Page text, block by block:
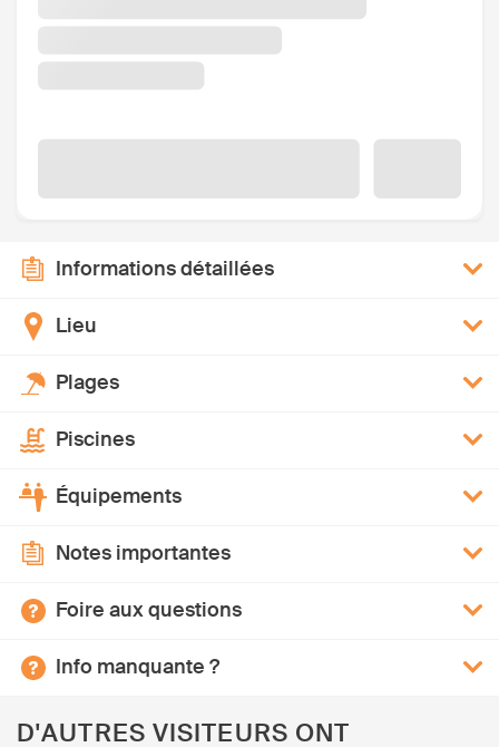
Informations détaillées
Lieu
Plages
Piscines
Équipements
Notes importantes
Foire aux questions
Info manquante ?
D'AUTRES VISITEURS ONT